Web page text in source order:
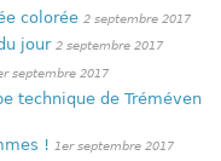
colorée 2 septembre 2017
jour 2 septembre 2017
septembre 2017
technique de Tréméven
! 1er septembre 2017